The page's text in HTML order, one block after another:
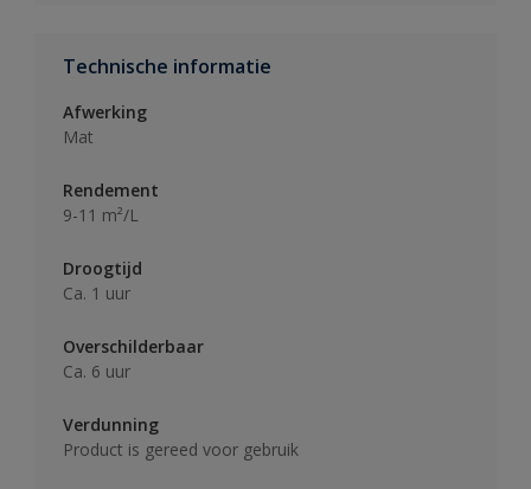
Technische informatie
Afwerking
Mat
Rendement
9-11 m²/L
Droogtijd
Ca. 1 uur
Overschilderbaar
Ca. 6 uur
Verdunning
Product is gereed voor gebruik